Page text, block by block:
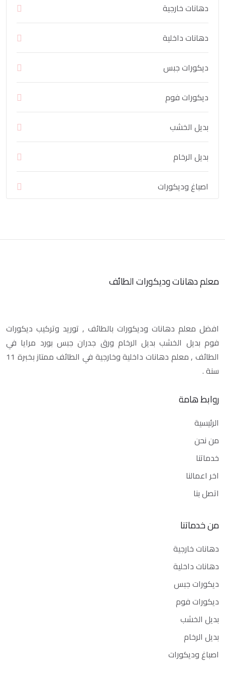
دهانات خارجية
دهانات داخلية
ديكورات جبس
ديكورات فوم
بديل الخشب
بديل الرخام
اصباغ وديكورات
معلم دهانات وديكورات الطائف
افضل معلم دهانات وديكورات بالطائف , توريد وتركيب ديكورات
فوم بديل الخشب بديل الرخام ورق جدران جبس بورد مرايا في
الطائف , معلم دهانات داخلية وخارجية في الطائف ممتاز بخبرة 11
سنة .
روابط هامة
الرئيسية
من نحن
خدماتنا
اخر اعمالنا
اتصل بنا
من خدماتنا
دهانات خارجية
دهانات داخلية
ديكورات جبس
ديكورات فوم
بديل الخشب
بديل الرخام
اصباغ وديكورات